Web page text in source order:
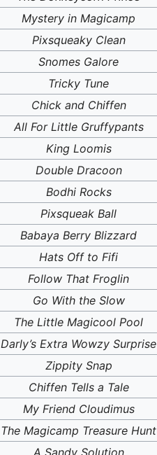
Mystery in Magicamp
Pixsqueaky Clean
Snomes Galore
Tricky Tune
Chick and Chiffen
All For Little Gruffypants
King Loomis
Double Dracoon
Bodhi Rocks
Pixsqueak Ball
Babaya Berry Blizzard
Hats Off to Fifi
Follow That Froglin
Go With the Slow
The Little Magicool Pool
Darly’s Extra Wowzy Surprise
Zippity Snap
Chiffen Tells a Tale
My Friend Cloudimus
The Magicamp Treasure Hunt